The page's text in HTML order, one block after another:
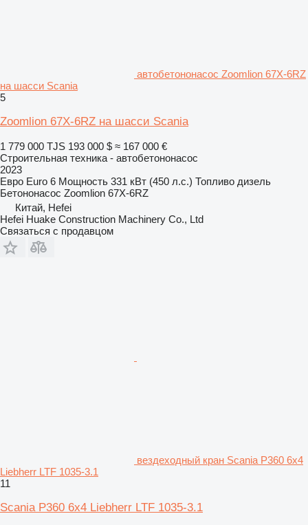
автобетононасос Zoomlion 67X-6RZ
на шасси Scania
5
Zoomlion 67X-6RZ на шасси Scania
1 779 000 TJS 193 000 $ ≈ 167 000 €
Строительная техника - автобетононасос
2023
Евро Euro 6 Мощность 331 кВт (450 л.с.) Топливо дизель
Бетононасос Zoomlion 67X-6RZ
Китай, Hefei
Hefei Huake Construction Machinery Co., Ltd
Связаться с продавцом
вездеходный кран Scania P360 6x4
Liebherr LTF 1035-3.1
11
Scania P360 6x4 Liebherr LTF 1035-3.1